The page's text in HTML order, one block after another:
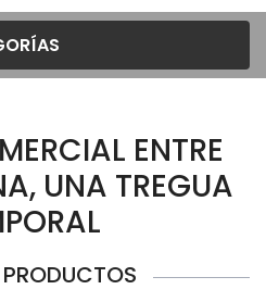
ENTRE
UNA TREGUA